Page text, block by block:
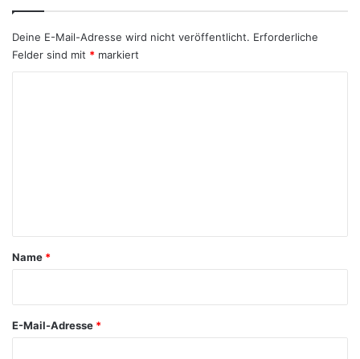
Deine E-Mail-Adresse wird nicht veröffentlicht. Erforderliche
Felder sind mit * markiert
a
Name *
E-Mail-Adresse *